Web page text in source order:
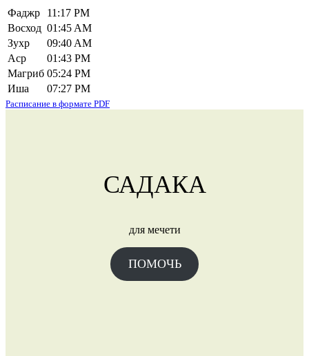
Фаджр
11:17 PM
Восход 01:45 AM
Зухр
09:40 AM
Аср
01:43 PM
Магриб 05:24 PM
Иша
07:27 PM
Расписание в формате PDF
САДАКА
для мечети
ПОМОЧЬ